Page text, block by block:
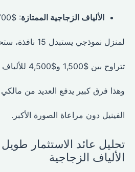
الألياف الزجاجية الممتازة: $700-$1,200 تم تركيبها
لمنزل نموذجي يستبدل
تتراوح بين $1,500
وهذا فرق كبير يدفع العديد من مالكي
الفينيل دون مراعاة الصورة الأكبر.
تحليل عائد الاستثمار طويل
الألياف الزجاجية